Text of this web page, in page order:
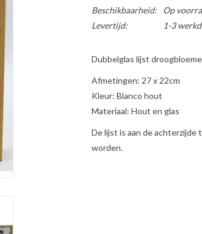
Beschikbaarheid: Op
Levertijd:
1-3
Dubbelglas lijst
Afmetingen: 27 x 22cm
Kleur: Blanco hout
Materiaal: Hout en glas
De lijst is aan de achterzijde
worden.